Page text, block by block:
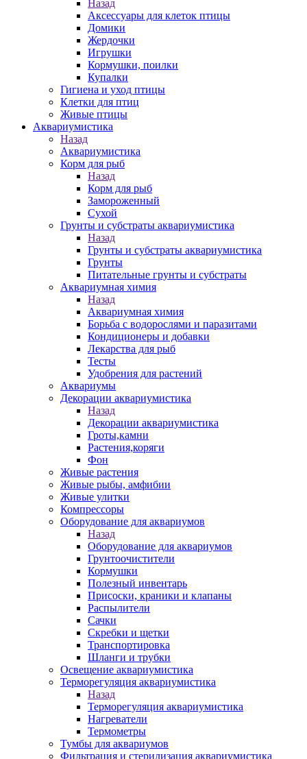
Назад
Аксессуары для клеток птицы
Домики
Жердочки
Игрушки
Кормушки, поилки
Купалки
Гигиена и уход птицы
Клетки для птиц
Живые птицы
Аквариумистика
Назад
Аквариумистика
Корм для рыб
Назад
Корм для рыб
Замороженный
Сухой
Грунты и субстраты аквариумистика
Назад
Грунты и субстраты аквариумистика
Грунты
Питательные грунты и субстраты
Аквариумная химия
Назад
Аквариумная химия
Борьба с водорослями и паразитами
Кондиционеры и добавки
Лекарства для рыб
Тесты
Удобрения для растений
Аквариумы
Декорации аквариумистика
Назад
Декорации аквариумистика
Гроты,камни
Растения,коряги
Фон
Живые растения
Живые рыбы, амфибии
Живые улитки
Компрессоры
Оборудование для аквариумов
Назад
Оборудование для аквариумов
Грунтоочистители
Кормушки
Полезный инвентарь
Присоски, краники и клапаны
Распылители
Сачки
Скребки и щетки
Транспортировка
Шланги и трубки
Освещение аквариумистика
Терморегуляция аквариумистика
Назад
Терморегуляция аквариумистика
Нагреватели
Термометры
Тумбы для аквариумов
Фильтрация и стерилизация аквариумистика